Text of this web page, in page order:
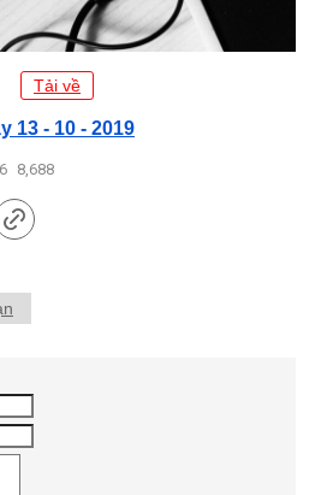
Tải về
13 - 10 - 2019
8,688